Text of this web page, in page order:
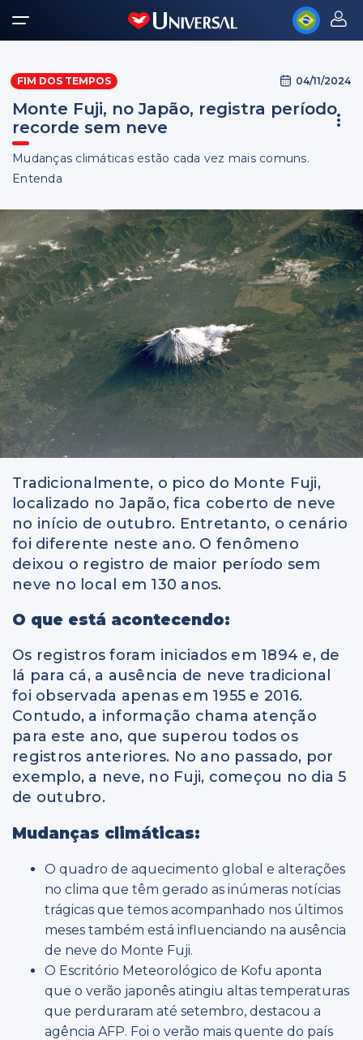
FIM DOS TEMPOS 04/11/2024
Monte Fuji, no Japão, registra período
recorde sem neve
Mudanças climáticas estão cada vez mais comuns.
Entenda
Tradicionalmente, o pico do Monte Fuji,
localizado no Japão, fica coberto de neve
no início de outubro. Entretanto, o cenário
foi diferente neste ano. O fenômeno
deixou o registro de maior período sem
neve no local em 130 anos.
O que está acontecendo:
Os registros foram iniciados em 1894 e, de
lá para cá, a ausência de neve tradicional
foi observada apenas em 1955 e 2016.
Contudo, a informação chama atenção
para este ano, que superou todos os
registros anteriores. No ano passado, por
exemplo, a neve, no Fuji, começou no dia 5
de outubro.
Mudanças climáticas:
O quadro de aquecimento global e alterações
no clima que têm gerado as inúmeras notícias
trágicas que temos acompanhado nos últimos
meses também está influenciando na ausência
de neve do Monte Fuji.
O Escritório Meteorológico de Kofu aponta
que o verão japonês atingiu altas temperaturas
que perduraram até setembro, destacou a
agência AFP. Foi o verão mais quente do país